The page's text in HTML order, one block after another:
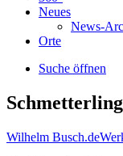
Neues
News-
Orte
Suche öffnen
Wilhelm Busch.de